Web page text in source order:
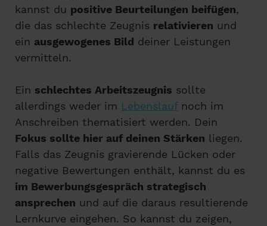
kannst du positive Beurteilungen beifügen,
die das schlechte Zeugnis relativieren und
ein ausgewogenes Bild deiner Leistungen
vermitteln.
Ein schlechtes Arbeitszeugnis sollte
allerdings weder im Lebenslaufnoch im
Anschreiben thematisiert werden. Dein
Fokus sollte hier auf deinen Stärken liegen.
Falls das Zeugnis gravierende Lücken oder
negative Bewertungen enthält, kannst du es
im Bewerbungsgespräch strategisch
ansprechen und auf die daraus resultierende
Lernkurve eingehen. So kannst du zeigen,